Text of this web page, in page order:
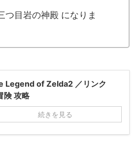
つ目岩の神殿 になりま
Legend of Zelda2 ／リンク
険 攻略
続きを見る